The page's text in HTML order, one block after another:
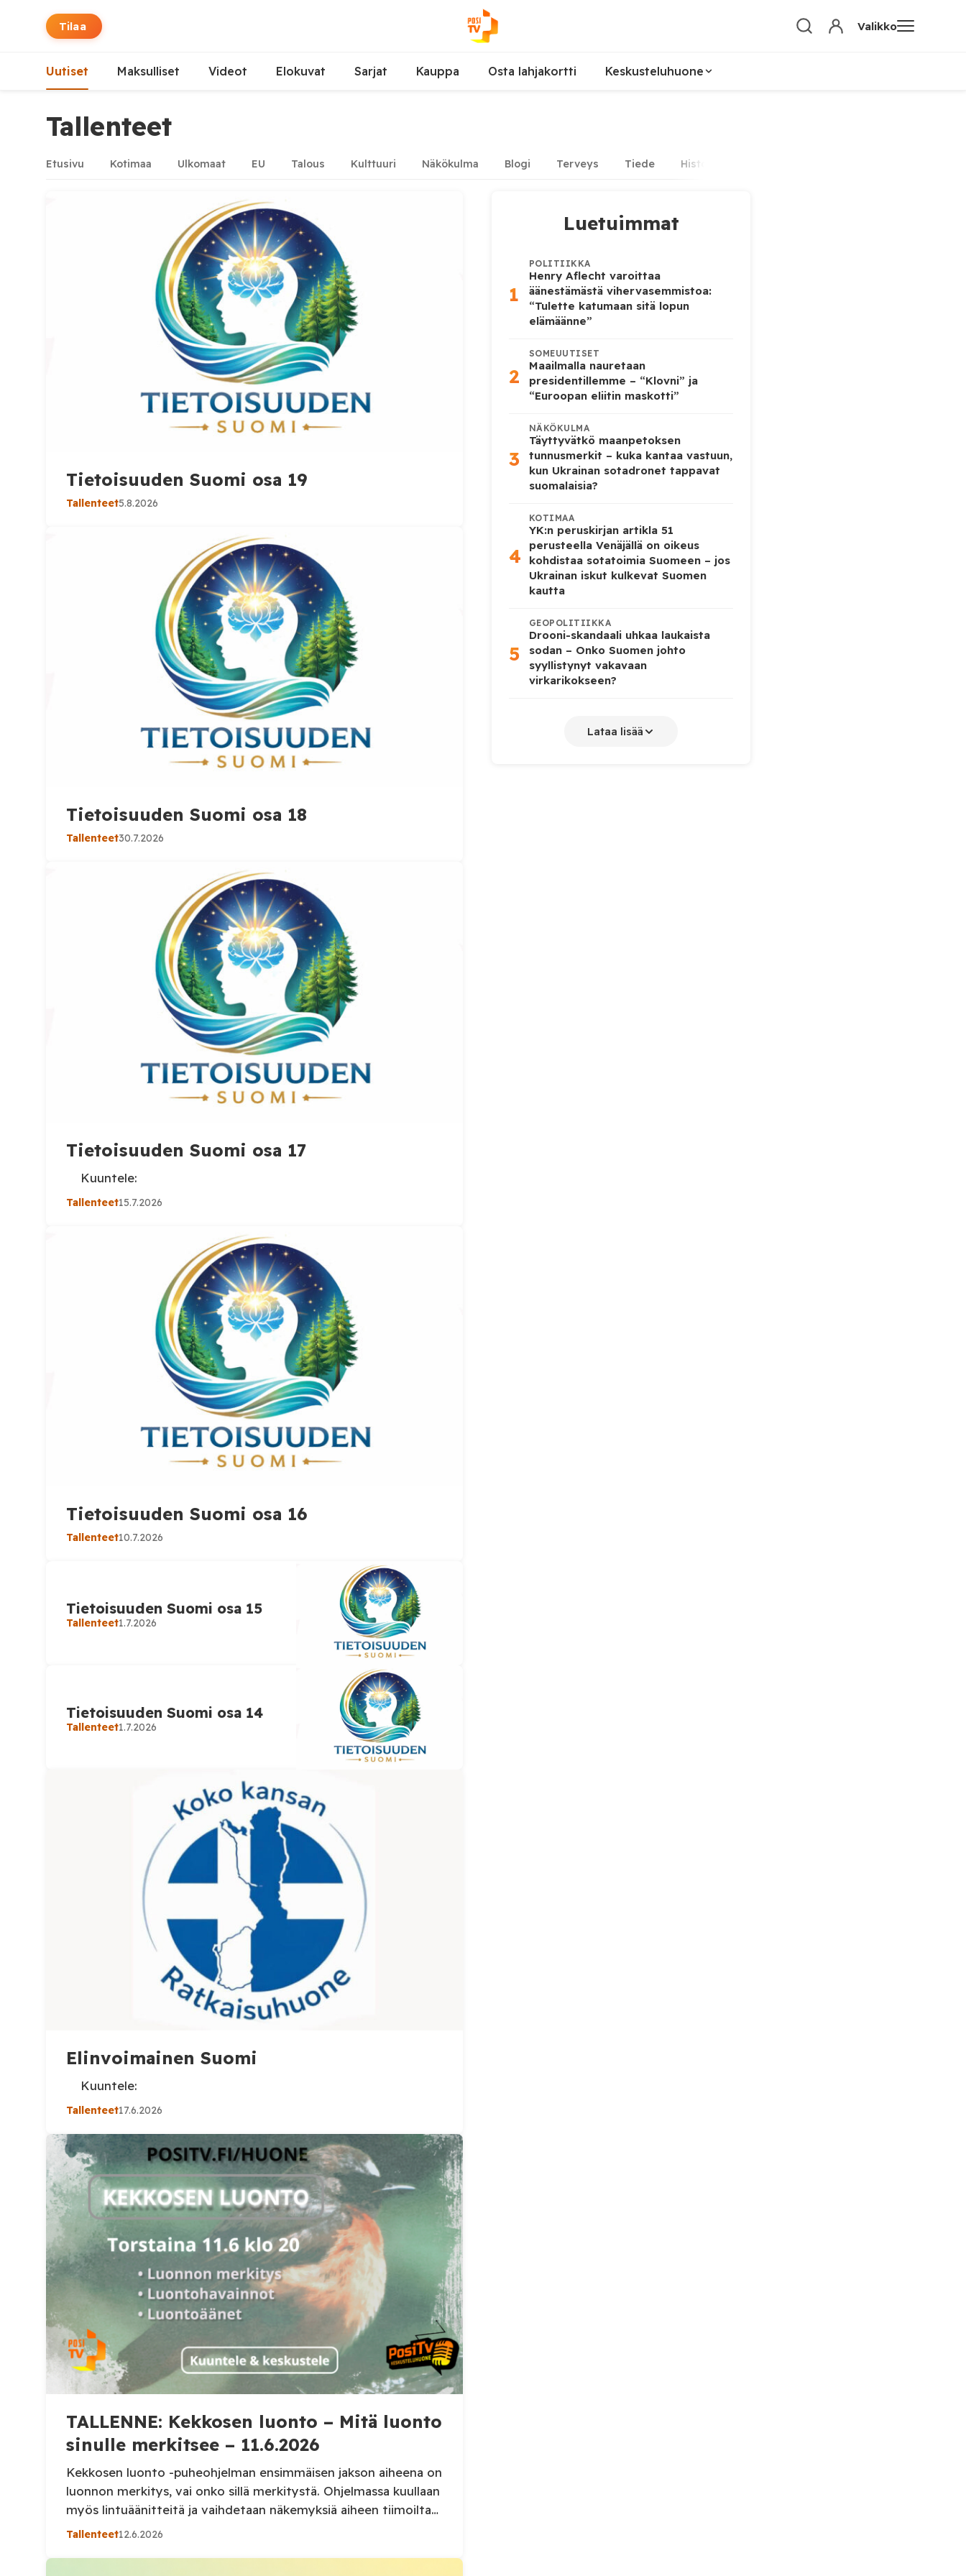
Tilaa Valikko
Uutiset Maksulliset Videot Elokuvat Sarjat Kauppa Osta lahjakortti Keskusteluhuone
Tallenteet
Etusivu Kotimaa Ulkomaat EU Talous Kulttuuri Näkökulma Blogi Terveys Tiede Historia
Tietoisuuden Suomi osa 19
Tallenteet5.8.2026
Tietoisuuden Suomi osa 18
Tallenteet30.7.2026
Tietoisuuden Suomi osa 17
Kuuntele:
Tallenteet15.7.2026
Tietoisuuden Suomi osa 16
Tallenteet10.7.2026
Tietoisuuden Suomi osa 15
Tallenteet1.7.2026
Tietoisuuden Suomi osa 14
Tallenteet1.7.2026
Tallenteet17.6.2026
Tietoisuuden Suomi osa 13
Elinvoimainen Suomi
Kuuntele:
Tallenteet17.6.2026
TALLENNE: Kekkosen luonto – Mitä luonto
sinulle merkitsee – 11.6.2026
Kekkosen luonto -puheohjelman ensimmäisen jakson aiheena on
luonnon merkitys, vai onko sillä merkitystä. Ohjelmassa kuullaan
myös lintuäänitteitä ja vaihdetaan näkemyksiä aiheen tiimoilta
ja kuullaan muutamia luontohavaintoja mm. runsaslukuisesta
Tallenteet12.6.2026
Luetuimmat
1
POLITIIKKA
Henry Aflecht varoittaa
äänestämästä vihervasemmistoa:
“Tulette katumaan sitä lopun
elämäänne”
2
SOMEUUTISET
Maailmalla nauretaan
presidentillemme – “Klovni” ja
“Euroopan eliitin maskotti”
3
NÄKÖKULMA
Täyttyvätkö maanpetoksen
tunnusmerkit – kuka kantaa vastuun,
kun Ukrainan sotadronet tappavat
suomalaisia?
4
KOTIMAA
YK:n peruskirjan artikla 51
perusteella Venäjällä on oikeus
kohdistaa sotatoimia Suomeen – jos
Ukrainan iskut kulkevat Suomen
kautta
5
GEOPOLITIIKKA
Drooni-skandaali uhkaa laukaista
sodan – Onko Suomen johto
syyllistynyt vakavaan
virkarikokseen?
Lataa lisää